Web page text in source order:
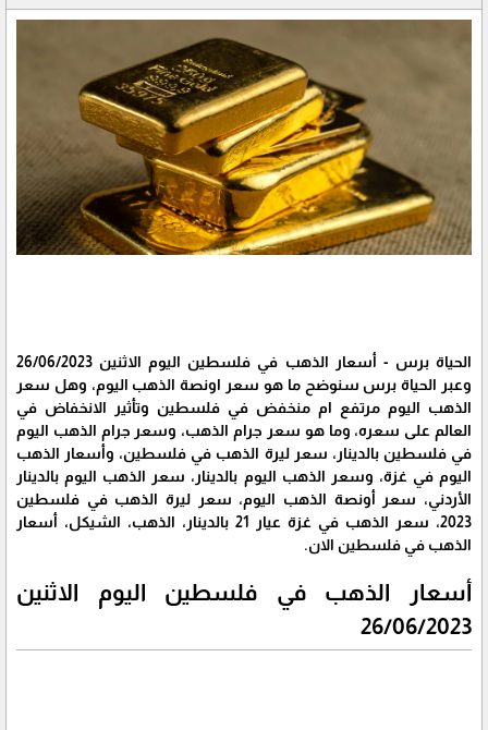
الحياة برس - أسعار الذهب في فلسطين اليوم الاثنين 26/06/2023
وعبر الحياة برس سنوضح ما هو سعر اونصة الذهب اليوم، وهل سعر
الذهب اليوم مرتفع ام منخفض في فلسطين وتأثير الانخفاض في
العالم على سعره، وما هو سعر جرام الذهب، وسعر جرام الذهب اليوم
في فلسطين بالدينار، سعر ليرة الذهب في فلسطين، وأسعار الذهب
اليوم في غزة، وسعر الذهب اليوم بالدينار، سعر الذهب اليوم بالدينار
الأردني، سعر أونصة الذهب اليوم، سعر ليرة الذهب في فلسطين
2023، سعر الذهب في غزة عيار 21 بالدينار، الذهب، الشيكل، أسعار
الذهب في فلسطين الان.
أسعار الذهب في فلسطين اليوم الاثنين
26/06/2023